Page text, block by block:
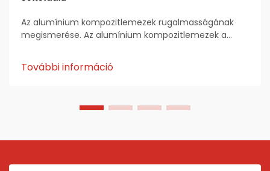
Az alumínium kompozitlemezek rugalmasságának
megismerése. Az alumínium kompozitlemezek a
alapvető anyagává váltak. Erősségükről,
könnyűségükről és esztétikai rugalmasságukról
További információ